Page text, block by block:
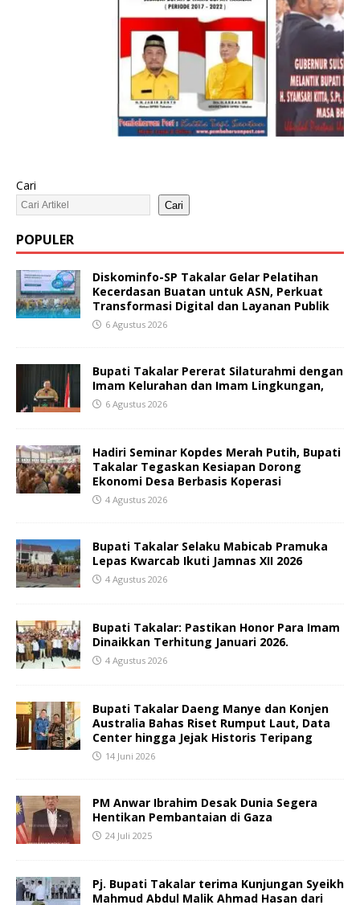
Cari
Cari
POPULER
Diskominfo-SP Takalar Gelar Pelatihan
Kecerdasan Buatan untuk ASN, Perkuat
Transformasi Digital dan Layanan Publik
6 Agustus 2026
Bupati Takalar Pererat Silaturahmi dengan
Imam Kelurahan dan Imam Lingkungan,
6 Agustus 2026
Hadiri Seminar Kopdes Merah Putih, Bupati
Takalar Tegaskan Kesiapan Dorong
Ekonomi Desa Berbasis Koperasi
4 Agustus 2026
Bupati Takalar Selaku Mabicab Pramuka
Lepas Kwarcab Ikuti Jamnas XII 2026
4 Agustus 2026
Bupati Takalar: Pastikan Honor Para Imam
Dinaikkan Terhitung Januari 2026.
4 Agustus 2026
Bupati Takalar Daeng Manye dan Konjen
Australia Bahas Riset Rumput Laut, Data
Center hingga Jejak Historis Teripang
14 Juni 2026
PM Anwar Ibrahim Desak Dunia Segera
Hentikan Pembantaian di Gaza
24 Juli 2025
Pj. Bupati Takalar terima Kunjungan Syeikh
Mahmud Abdul Malik Ahmad Hasan dari